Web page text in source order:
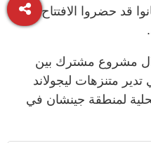
قد حضروا الافتتاح
مشروع مشترك بين
متنزهات ليجولاند
لمنطقة جينشان في